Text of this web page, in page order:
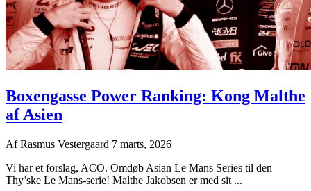
Boxengasse Power Ranking: Kong Malthe
af Asien
AfRasmus Vestergaard 7 marts, 2026
Vi har et forslag, ACO. Omdøb Asian Le Mans Series til den
Thy’ske Le Mans-serie! Malthe Jakobsen er med sit ...